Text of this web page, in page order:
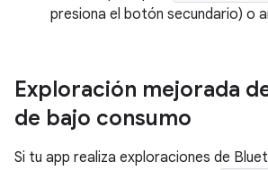
presiona el botón secundario) o
Exploración mejorada
de bajo consumo
Si tu app realiza exploraciones de